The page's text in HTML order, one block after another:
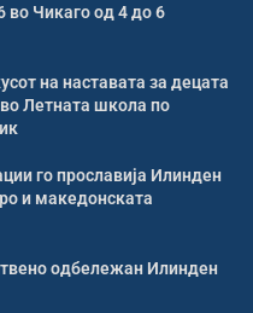
во Чикаго од 4 до 6
на наставата за децата
Летната школа по
го прославија Илинден
и македонската
одбележан Илинден